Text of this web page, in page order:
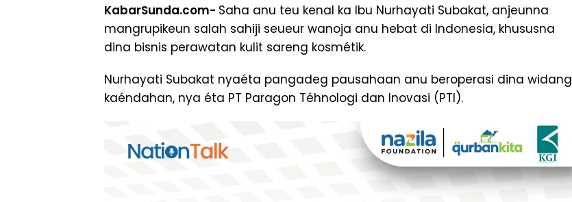
KabarSunda.com- Saha anu teu kenal ka Ibu Nurhayati Subakat, anjeunna
mangrupikeun salah sahiji seueur wanoja anu hebat di Indonesia, khususna
dina bisnis perawatan kulit sareng kosmétik.
Nurhayati Subakat nyaéta pangadeg pausahaan anu beroperasi dina widang
kaéndahan, nya éta PT Paragon Téhnologi dan Inovasi (PTI).